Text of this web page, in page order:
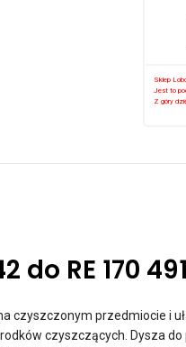
Sklep
Jest to
Z góry
RE 170
czyszczonym przedmiocie i
czyszczących. Dysza